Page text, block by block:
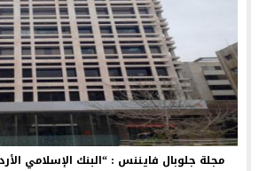
مجلة جلوبال فايننس : “البنك الإسلامي